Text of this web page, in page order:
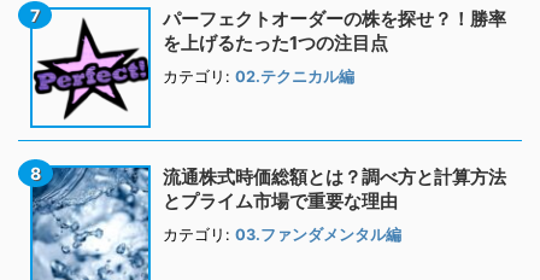
パーフェクトオーダーの株を探せ？！勝率
を上げるたった1つの注目点
カテゴリ: 02.テクニカル編
流通株式時価総額とは？調べ方と計算方法
とプライム市場で重要な理由
カテゴリ: 03.ファンダメンタル編